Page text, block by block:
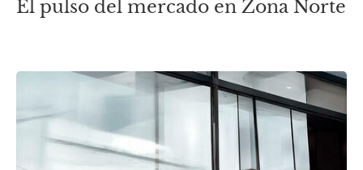
El pulso del mercado en Zona Norte